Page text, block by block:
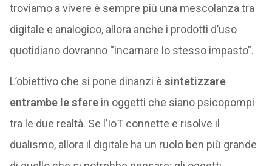
troviamo a vivere è sempre più una mescolanza tra
digitale e analogico, allora anche i prodotti d’uso
quotidiano dovranno “incarnare lo stesso impasto”.
L’obiettivo che si pone dinanzi è sintetizzare
entrambe le sferein oggetti che siano psicopompi
tra le due realtà. Se l’IoT connette e risolve il
dualismo, allora il digitale ha un ruolo ben più grande